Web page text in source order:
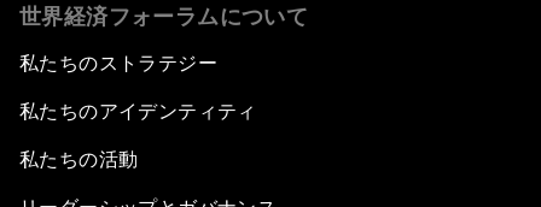
世界経済フォーラムについて
私たちのストラテジー
私たちのアイデンティティ
私たちの活動